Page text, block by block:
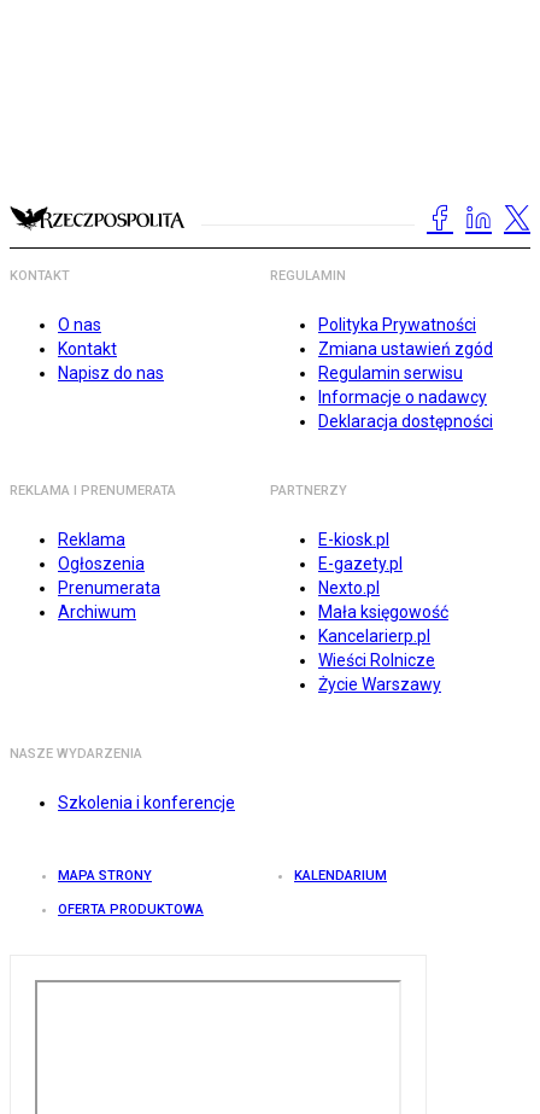
KONTAKT
O nas
Kontakt
Napisz do nas
REGULAMIN
Polityka Prywatności
Zmiana ustawień zgód
Regulamin serwisu
Informacje o nadawcy
Deklaracja dostępności
REKLAMA I PRENUMERATA
Reklama
Ogłoszenia
Prenumerata
Archiwum
PARTNERZY
E-kiosk.pl
E-gazety.pl
Nexto.pl
Mała księgowość
Kancelarierp.pl
Wieści Rolnicze
Życie Warszawy
NASZE WYDARZENIA
Szkolenia i konferencje
MAPA STRONY KALENDARIUM
OFERTA PRODUKTOWA